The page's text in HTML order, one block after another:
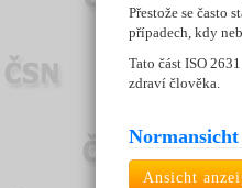
Přestože se často
případech, kdy
Tato část ISO
zdraví člověka.
Normansicht
Ansicht